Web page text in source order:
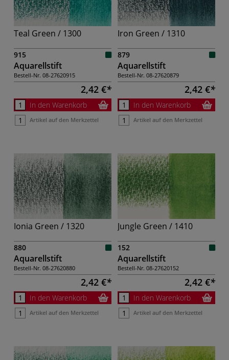
Teal Green / 1300
915
Aquarellstift
Bestell-Nr. 08-27620915
2,42 €
In den Warenkorb
Artikel auf den Merkzettel
Iron Green / 1310
879
Aquarellstift
Bestell-Nr. 08-27620879
2,42 €
In den Warenkorb
Artikel auf den Merkzettel
Ionia Green / 1320
880
Aquarellstift
Bestell-Nr. 08-27620880
2,42 €
In den Warenkorb
Artikel auf den Merkzettel
Jungle Green / 1410
152
Aquarellstift
Bestell-Nr. 08-27620152
2,42 €
In den Warenkorb
Artikel auf den Merkzettel